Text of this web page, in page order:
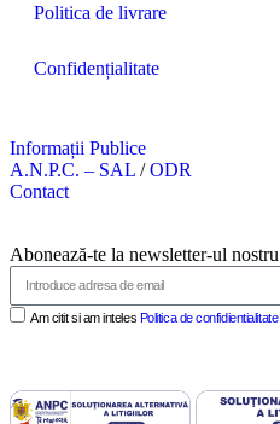
Politica de livrare
Confidențialitate
Informații Publice
A.N.P.C. – SAL /ODR
Contact
Abonează-te la newsletter-ul nostru
Am citit si am inteles Politica de confidientialitate